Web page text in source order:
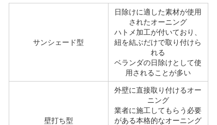
サンシェード型
日除けに適した素材が使用
されたオーニング
ハトメ加工が付いており、
紐を結ぶだけで取り付けら
れる
ベランダの日除けとして使
用されることが多い
壁打ち型
外壁に直接取り付けるオー
ニング
業者に施工してもらう必要
がある本格的なオーニング